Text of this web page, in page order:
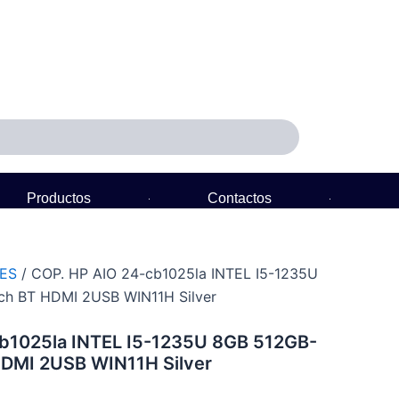
Productos
Contactos
/ COP. HP AIO 24-cb1025la INTEL I5-1235U
BT HDMI 2USB WIN11H Silver
INTEL I5-1235U 8GB 512GB-
2USB WIN11H Silver